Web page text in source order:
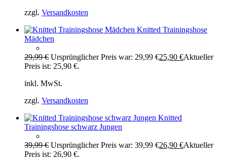
zzgl. Versandkosten
Knitted Trainingshose
Mädchen
29,99€ Ursprünglicher Preis war: 29,99 €25,90 €Aktueller
Preis ist: 25,90 €.
inkl. MwSt.
zzgl. Versandkosten
Knitted
Trainingshose schwarz Jungen
39,99€ Ursprünglicher Preis war: 39,99 €26,90 €Aktueller
Preis ist: 26,90 €.